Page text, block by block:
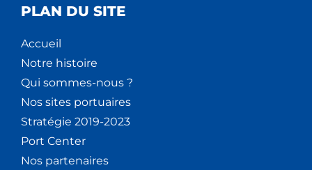
PLAN DU SITE
Accueil
Notre histoire
Qui sommes-nous ?
Nos sites portuaires
Stratégie 2019-2023
Port Center
Nos partenaires